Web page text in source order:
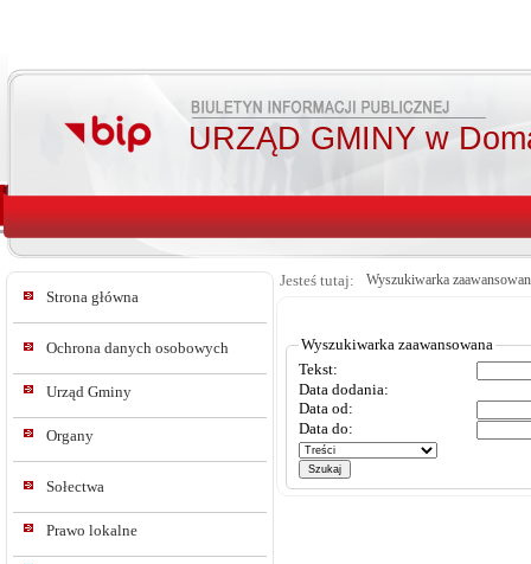
URZĄD GMINY w
Strona główna
Ochrona danych osobowych
Urząd Gminy
Organy
Sołectwa
Prawo lokalne
Jesteś tutaj: Wyszukiwarka
Wyszukiwarka zaawansowana
Tekst:
Data dodania:
Data od:
Data do: